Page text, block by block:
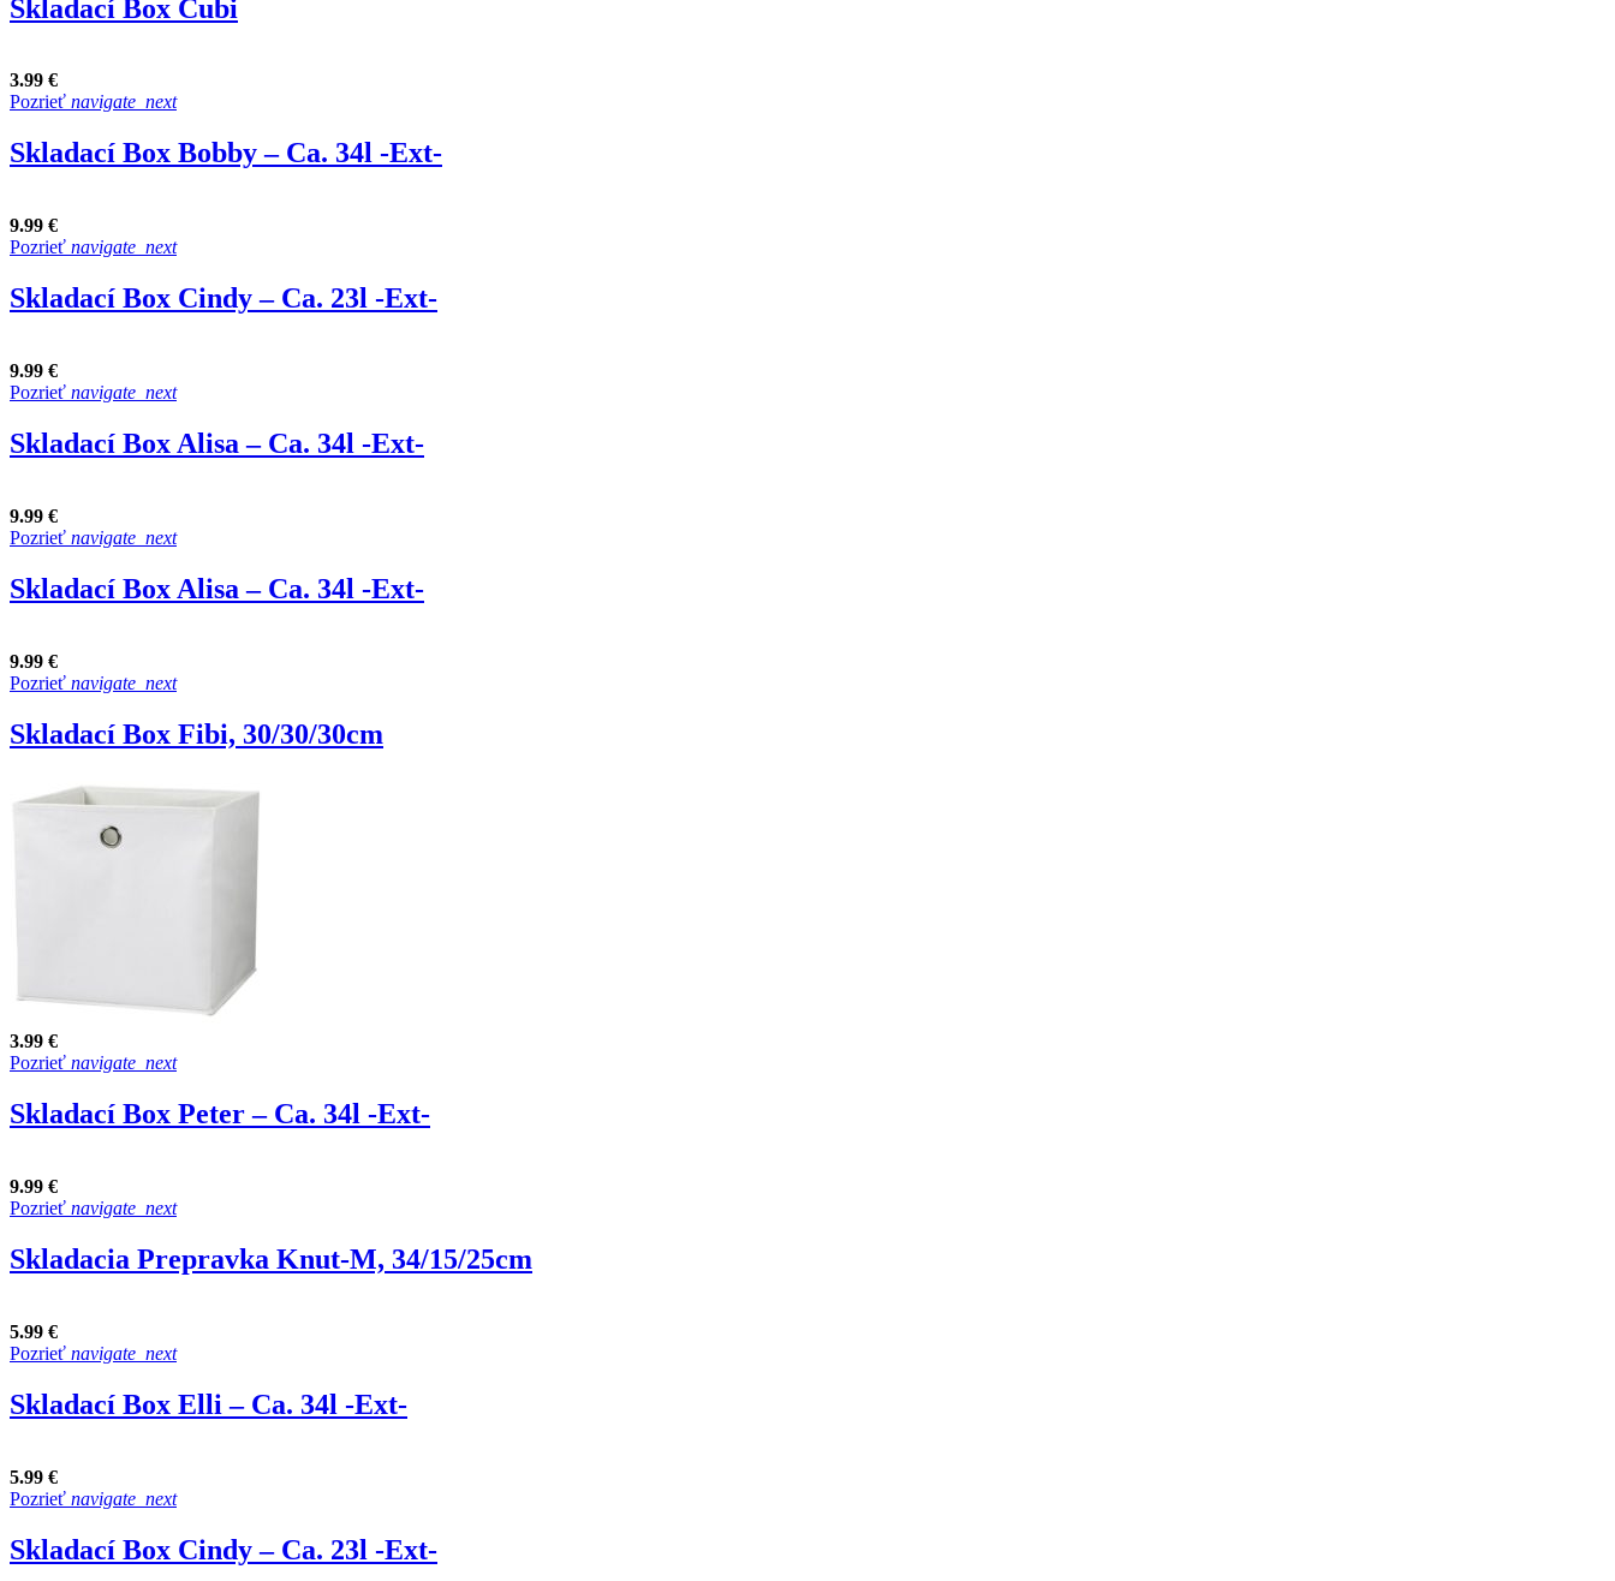
Skladací Box Cubi
3.99 €
Pozrieť navigate_next
Skladací Box Bobby – Ca. 34l -Ext-
9.99 €
Pozrieť navigate_next
Skladací Box Cindy – Ca. 23l -Ext-
9.99 €
Pozrieť navigate_next
Skladací Box Alisa – Ca. 34l -Ext-
9.99 €
Pozrieť navigate_next
Skladací Box Alisa – Ca. 34l -Ext-
9.99 €
Pozrieť navigate_next
Skladací Box Fibi, 30/30/30cm
3.99 €
Pozrieť navigate_next
Skladací Box Peter – Ca. 34l -Ext-
9.99 €
Pozrieť navigate_next
Skladacia Prepravka Knut-M, 34/15/25cm
5.99 €
Pozrieť navigate_next
Skladací Box Elli – Ca. 34l -Ext-
5.99 €
Pozrieť navigate_next
Skladací Box Cindy – Ca. 23l -Ext-